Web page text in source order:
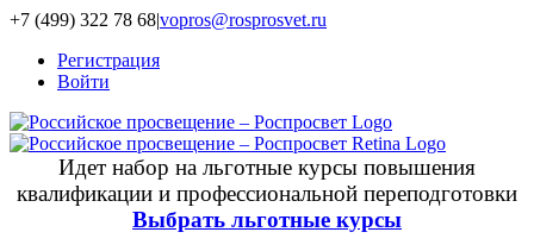
+7 (499) 322 78 68|vopros@rosprosvet.ru
Регистрация
Войти
Идет набор на льготные курсы повышения
квалификации и профессиональной переподготовки
Выбрать льготные курсы